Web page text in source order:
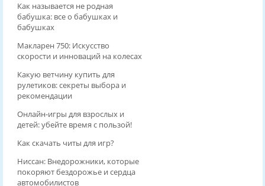
Как называется не родная
бабушка: все о бабушках и
бабушках
Макларен 750: Искусство
скорости и инноваций на колесах
Какую ветчину купить для
рулетиков: секреты выбора и
рекомендации
Онлайн-игры для взрослых и
детей: убейте время с пользой!
Как скачать читы для игр?
Ниссан: Внедорожники, которые
покоряют бездорожье и сердца
автомобилистов